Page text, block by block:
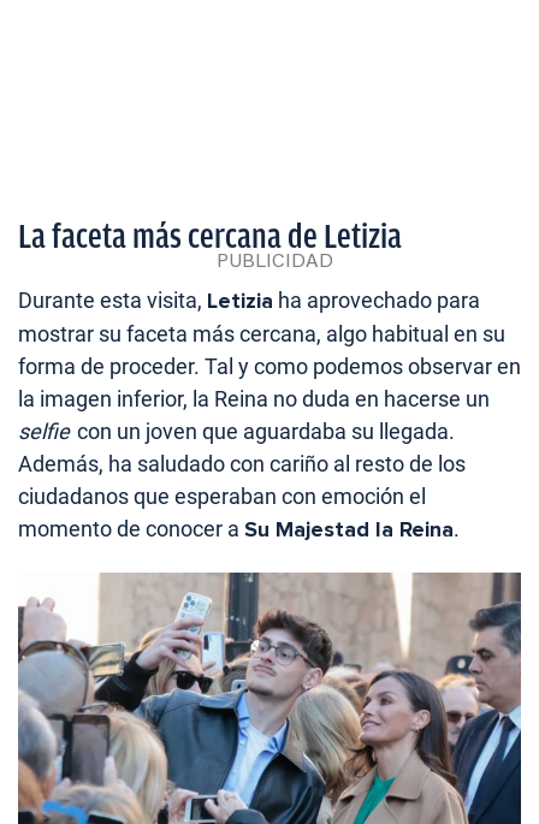
La faceta más cercana de Letizia
Durante esta visita, Letizia ha aprovechado para
mostrar su faceta más cercana, algo habitual en su
forma de proceder. Tal y como podemos observar en
la imagen inferior, la Reina no duda en hacerse un
selfie con un joven que aguardaba su llegada.
Además, ha saludado con cariño al resto de los
ciudadanos que esperaban con emoción el
momento de conocer a Su Majestad la Reina.